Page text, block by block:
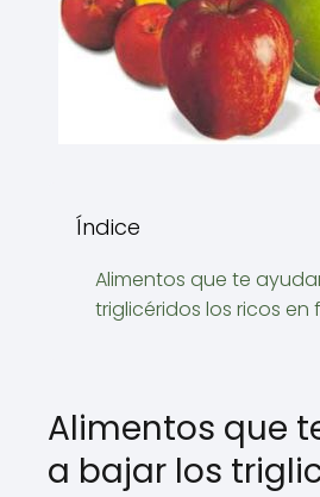
Índice
Alimentos que te
triglicéridos los ricos en
Alimentos que
a bajar los